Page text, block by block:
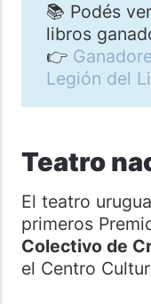
📚 Podés
libros
👉
Legión del
Teatro
El teatro
primeros
Colectivo de
el Centro